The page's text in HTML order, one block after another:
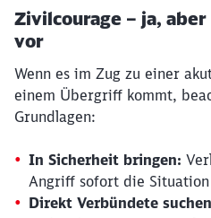
Zivilcourage – ja,
vor
Wenn es im Zug zu einer
einem Übergriff kommt,
Grundlagen:
In Sicherheit bringen:
Angriff sofort die Situation
Direkt Verbündete